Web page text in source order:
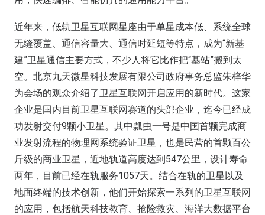
近年来，低轨卫星互联网星座由于单星成本低、系统全球
无缝覆盖、通信容量大、通信时延短等特点，成为“新基
建”卫星通信主要方式，不少人将它比作把“基站”搬到太
空。北京九天微星科技发展有限公司政府事务总监朱梓华
为会场的观众介绍了卫星互联网开启应用的新时代。这家
企业是国内目前卫星互联网赛道的头部企业，迄今已经成
功发射交付9颗小卫星。其中瓢虫一号是中国首颗完成商
业发射流程的物理网系统验证卫星，也是民营的首颗百公
斤级的商业卫星，近地轨道高度达到547公里，设计寿命
两年，目前已经在轨服务1057天。结合在轨的卫星以及
地面终端的技术创新，他们开始探索一系列的卫星互联网
的应用，包括航天科技教育、抢险救灾、海洋大数据平台